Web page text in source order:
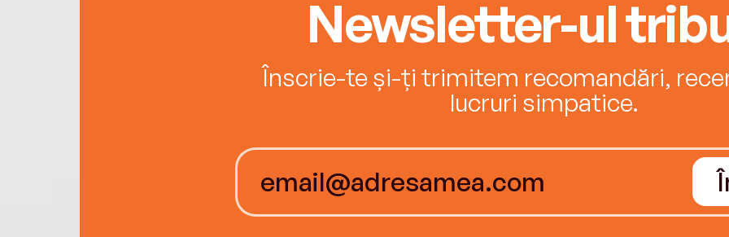
Newsletter-ul
Înscrie-te și-ți trimitem recomandări,
lucruri simpatice.